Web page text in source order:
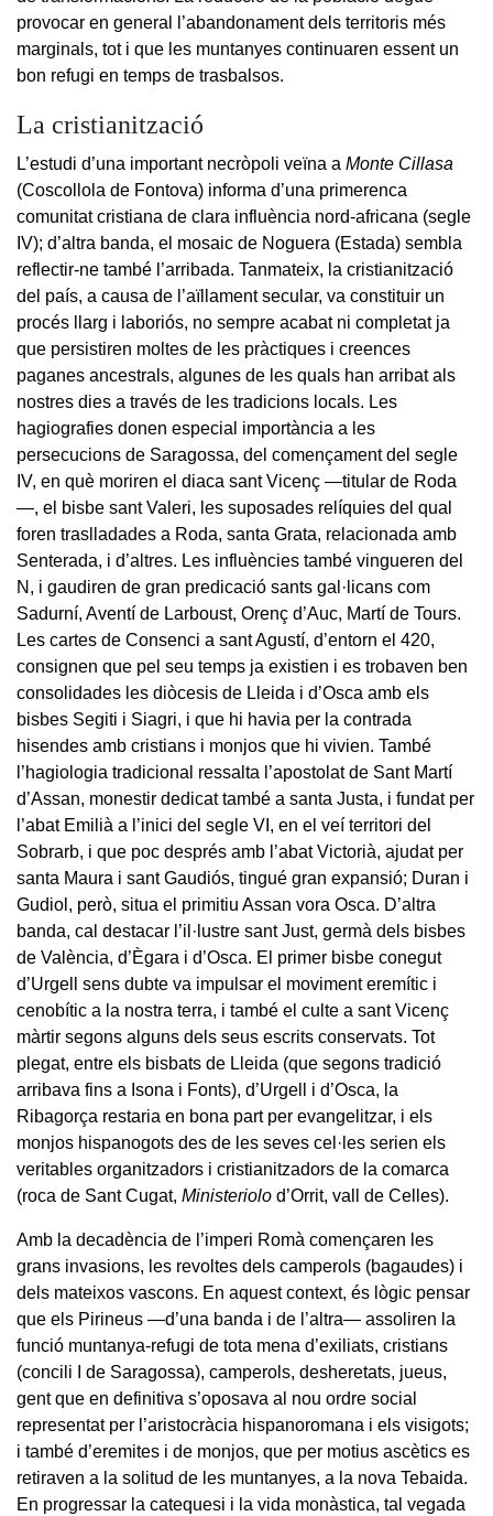
provocar en general l’abandonament dels territoris més
marginals, tot i que les muntanyes continuaren essent un
bon refugi en temps de trasbalsos.
La cristianització
L’estudi d’una important necròpoli veïna a Monte Cillasa
(Coscollola de Fontova) informa d’una primerenca
comunitat cristiana de clara influència nord-africana (segle
IV); d’altra banda, el mosaic de Noguera (Estada) sembla
reflectir-ne també l’arribada. Tanmateix, la cristianització
del país, a causa de l’aïllament secular, va constituir un
procés llarg i laboriós, no sempre acabat ni completat ja
que persistiren moltes de les pràctiques i creences
paganes ancestrals, algunes de les quals han arribat als
nostres dies a través de les tradicions locals. Les
hagiografies donen especial importància a les
persecucions de Saragossa, del començament del segle
IV, en què moriren el diaca sant Vicenç —titular de Roda
—, el bisbe sant Valeri, les suposades relíquies del qual
foren traslladades a Roda, santa Grata, relacionada amb
Senterada, i d’altres. Les influències també vingueren del
N, i gaudiren de gran predicació sants gal·licans com
Sadurní, Aventí de Larboust, Orenç d’Auc, Martí de Tours.
Les cartes de Consenci a sant Agustí, d’entorn el 420,
consignen que pel seu temps ja existien i es trobaven ben
consolidades les diòcesis de Lleida i d’Osca amb els
bisbes Segiti i Siagri, i que hi havia per la contrada
hisendes amb cristians i monjos que hi vivien. També
l’hagiologia tradicional ressalta l’apostolat de Sant Martí
d’Assan, monestir dedicat també a santa Justa, i fundat per
l’abat Emilià a l’inici del segle VI, en el veí territori del
Sobrarb, i que poc després amb l’abat Victorià, ajudat per
santa Maura i sant Gaudiós, tingué gran expansió; Duran i
Gudiol, però, situa el primitiu Assan vora Osca. D’altra
banda, cal destacar l’il·lustre sant Just, germà dels bisbes
de València, d’Ègara i d’Osca. El primer bisbe conegut
d’Urgell sens dubte va impulsar el moviment eremític i
cenobític a la nostra terra, i també el culte a sant Vicenç
màrtir segons alguns dels seus escrits conservats. Tot
plegat, entre els bisbats de Lleida (que segons tradició
arribava fins a Isona i Fonts), d’Urgell i d’Osca, la
Ribagorça restaria en bona part per evangelitzar, i els
monjos hispanogots des de les seves cel·les serien els
veritables organitzadors i cristianitzadors de la comarca
(roca de Sant Cugat, Ministeriolo d’Orrit, vall de Celles).
Amb la decadència de l’imperi Romà començaren les
grans invasions, les revoltes dels camperols (bagaudes) i
dels mateixos vascons. En aquest context, és lògic pensar
que els Pirineus —d’una banda i de l’altra— assoliren la
funció muntanya-refugi de tota mena d’exiliats, cristians
(concili I de Saragossa), camperols, desheretats, jueus,
gent que en definitiva s’oposava al nou ordre social
representat per l’aristocràcia hispanoromana i els visigots;
i també d’eremites i de monjos, que per motius ascètics es
retiraven a la solitud de les muntanyes, a la nova Tebaida.
En progressar la catequesi i la vida monàstica, tal vegada